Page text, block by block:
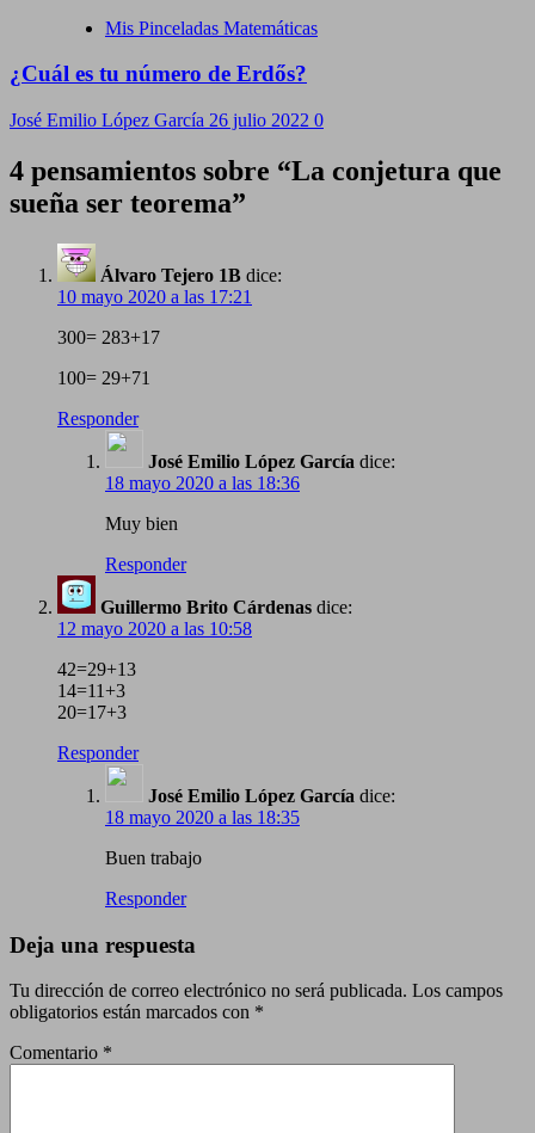
Mis Pinceladas Matemáticas
¿Cuál es tu número de Erdős?
José Emilio López García 26 julio 2022 0
4 pensamientos sobre “La conjetura que
sueña ser teorema”
Álvaro Tejero 1B dice:
10 mayo 2020 a las 17:21
300= 283+17
100= 29+71
Responder
José Emilio López García dice:
18 mayo 2020 a las 18:36
Muy bien
Responder
Guillermo Brito Cárdenas dice:
12 mayo 2020 a las 10:58
42=29+13
14=11+3
20=17+3
Responder
José Emilio López García dice:
18 mayo 2020 a las 18:35
Buen trabajo
Responder
Deja una respuesta
Tu dirección de correo electrónico no será publicada. Los campos
obligatorios están marcados con *
Comentario *